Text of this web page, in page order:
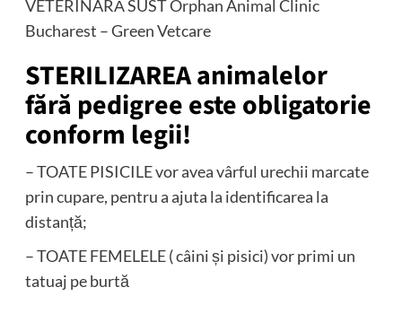
VETERINARĂ SUST Orphan Animal Clinic
Bucharest – Green Vetcare
STERILIZAREA animalelor
fără pedigree este obligatorie
conform legii!
– TOATE PISICILE vor avea vârful urechii marcate
prin cupare, pentru a ajuta la identificarea la
distanță;
– TOATE FEMELELE ( câini și pisici) vor primi un
tatuaj pe burtă